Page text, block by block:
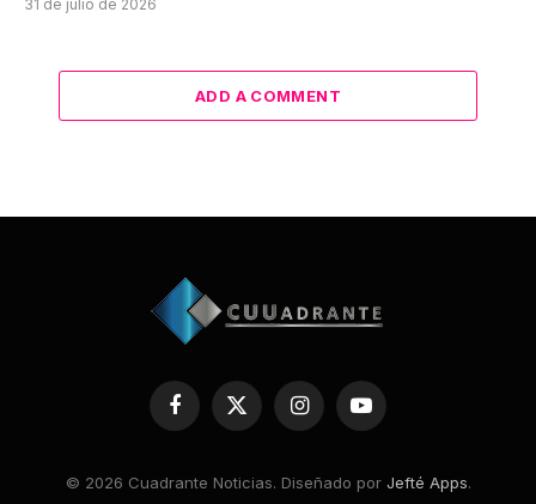
31 de julio de 2026
ADD A COMMENT
Facebook
X
InstagramYouTube
© 2026 Cuadrante Noticias. Diseñado por Jefté Apps.